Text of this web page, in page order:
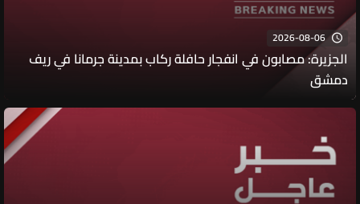
2026-08-06
الجزيرة: مصابون في انفجار حافلة ركاب بمدينة جرمانا في ريف
دمشق